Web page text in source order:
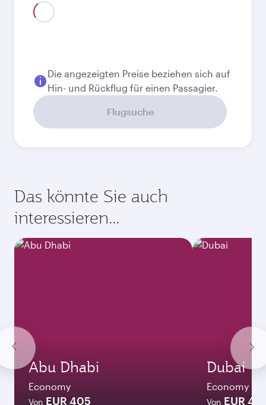
Bestpreis
September
EUR758,71
Oktober
EUR758,71
Bestpreis
Bestpreis